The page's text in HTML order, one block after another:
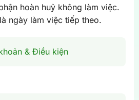
hoàn huỷ không làm việc.
ngày làm việc tiếp theo.
& Điều kiện